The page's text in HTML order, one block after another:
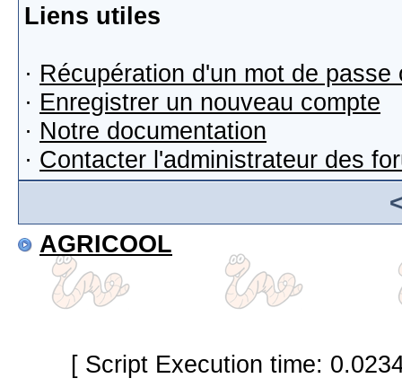
Liens utiles
· Récupération d'un mot de passe
· Enregistrer un nouveau compte
· Notre documentation
· Contacter l'administrateur des
AGRICOOL
[ Script Execution time: